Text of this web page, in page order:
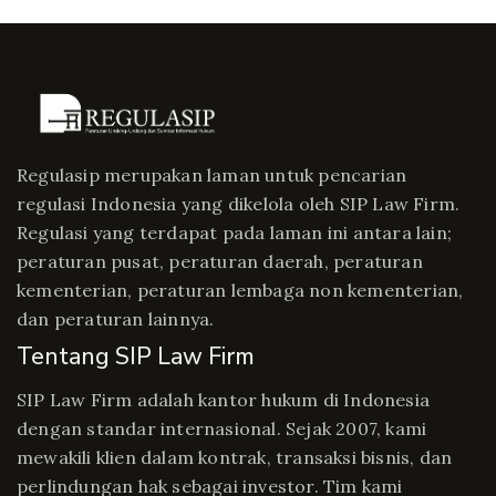
Regulasip merupakan laman untuk pencarian
regulasi Indonesia yang dikelola oleh SIP Law Firm.
Regulasi yang terdapat pada laman ini antara lain;
peraturan pusat, peraturan daerah, peraturan
kementerian, peraturan lembaga non kementerian,
dan peraturan lainnya.
Tentang SIP Law Firm
SIP Law Firm adalah kantor hukum di Indonesia
dengan standar internasional. Sejak 2007, kami
mewakili klien dalam kontrak, transaksi bisnis, dan
perlindungan hak sebagai investor. Tim kami